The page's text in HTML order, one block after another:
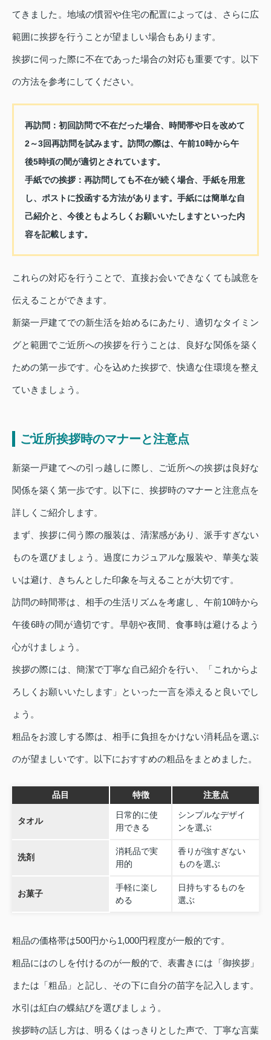
てきました。地域の慣習や住宅の配置によっては、さらに広
範囲に挨拶を行うことが望ましい場合もあります。
挨拶に伺った際に不在であった場合の対応も重要です。以下
の方法を参考にしてください。
再訪問 ：初回訪問で不在だった場合、時間帯や日を改めて
2～3回再訪問を試みます。訪問の際は、午前10時から午
後5時頃の間が適切とされています。
手紙での挨拶：再訪問しても不在が続く場合、手紙を用意
し、ポストに投函する方法があります。手紙には簡単な自
己紹介と、今後ともよろしくお願いいたしますといった内
容を記載します。
これらの対応を行うことで、直接お会いできなくても誠意を
伝えることができます。
新築一戸建てでの新生活を始めるにあたり、適切なタイミン
グと範囲でご近所への挨拶を行うことは、良好な関係を築く
ための第一歩です。心を込めた挨拶で、快適な住環境を整え
ていきましょう。
ご近所挨拶時のマナーと注意点
新築一戸建てへの引っ越しに際し、ご近所への挨拶は良好な
関係を築く第一歩です。以下に、挨拶時のマナーと注意点を
詳しくご紹介します。
まず、挨拶に伺う際の服装は、清潔感があり、派手すぎない
ものを選びましょう。過度にカジュアルな服装や、華美な装
いは避け、きちんとした印象を与えることが大切です。
訪問の時間帯は、相手の生活リズムを考慮し、午前10時から
午後6時の間が適切です。早朝や夜間、食事時は避けるよう
心がけましょう。
挨拶の際には、簡潔で丁寧な自己紹介を行い、「これからよ
ろしくお願いいたします」といった一言を添えると良いでし
ょう。
粗品をお渡しする際は、相手に負担をかけない消耗品を選ぶ
のが望ましいです。以下におすすめの粗品をまとめました。
品目 特徴 注意点
タオル
日常的に使
用できる
シンプルなデザイ
ンを選ぶ
洗剤
消耗品で実
用的
香りが強すぎない
ものを選ぶ
お菓子
手軽に楽し
める
日持ちするものを
選ぶ
粗品の価格帯は500円から1,000円程度が一般的です。
粗品にはのしを付けるのが一般的で、表書きには「御挨拶」
または「粗品」と記し、その下に自分の苗字を記入します。
水引は紅白の蝶結びを選びましょう。
挨拶時の話し方は、明るくはっきりとした声で、丁寧な言葉